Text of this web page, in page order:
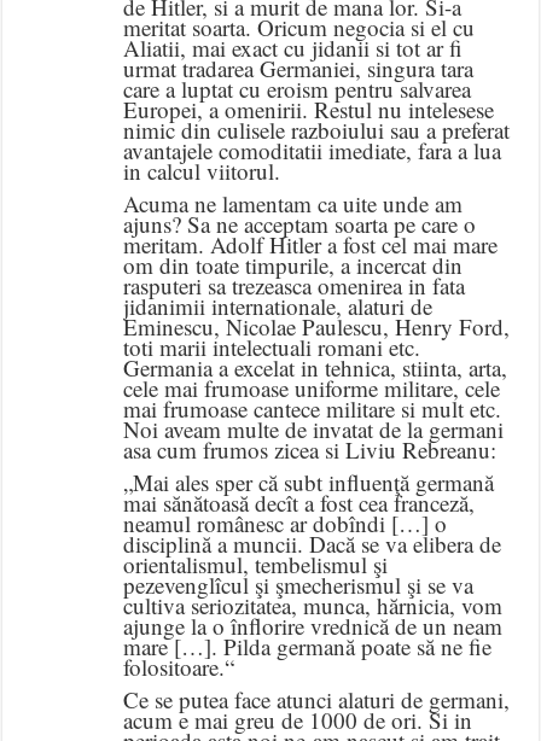
de Hitler, si a murit de mana lor. Si-a
meritat soarta. Oricum negocia si el cu
Aliatii, mai exact cu jidanii si tot ar fi
urmat tradarea Germaniei, singura tara
care a luptat cu eroism pentru salvarea
Europei, a omenirii. Restul nu intelesese
nimic din culisele razboiului sau a preferat
avantajele comoditatii imediate, fara a lua
in calcul viitorul.
Acuma ne lamentam ca uite unde am
ajuns? Sa ne acceptam soarta pe care o
meritam. Adolf Hitler a fost cel mai mare
om din toate timpurile, a incercat din
rasputeri sa trezeasca omenirea in fata
jidanimii internationale, alaturi de
Eminescu, Nicolae Paulescu, Henry Ford,
toti marii intelectuali romani etc.
Germania a excelat in tehnica, stiinta, arta,
cele mai frumoase uniforme militare, cele
mai frumoase cantece militare si mult etc.
Noi aveam multe de invatat de la germani
asa cum frumos zicea si Liviu Rebreanu:
„Mai ales sper că subt influenţă germană
mai sănătoasă decît a fost cea franceză,
neamul românesc ar dobîndi […] o
disciplină a muncii. Dacă se va elibera de
orientalismul, tembelismul şi
pezevenglîcul şi şmecherismul şi se va
cultiva seriozitatea, munca, hărnicia, vom
ajunge la o înflorire vrednică de un neam
mare […]. Pilda germană poate să ne fie
folositoare.“
Ce se putea face atunci alaturi de germani,
acum e mai greu de 1000 de ori. Si in